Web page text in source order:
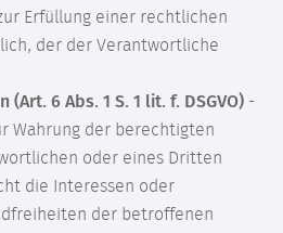
Erfüllung einer rechtlichen
der der Verantwortliche
6 Abs. 1 S. 1 lit. f. DSGVO) -
Wahrung der berechtigten
oder eines Dritten
die Interessen oder
der betroffenen